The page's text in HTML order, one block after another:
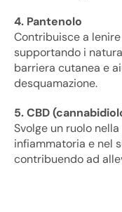
4. Pantenolo
Contribuisce a
supportando i
barriera cutanea e
desquamazione.
5. CBD
Svolge un ruolo
infiammatoria e nel
contribuendo ad